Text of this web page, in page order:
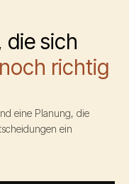
die sich
richtig
eine Planung, die
ein